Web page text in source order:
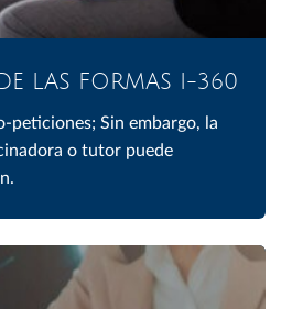
LAS FORMAS I-360
peticiones; Sin embargo, la
o tutor puede